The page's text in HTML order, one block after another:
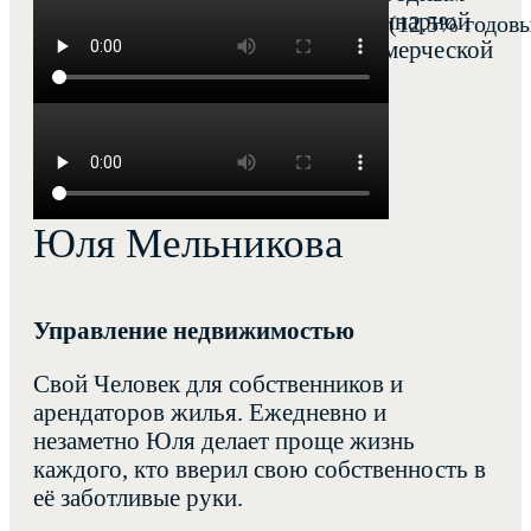
Сдача в аренду — 40 000 руб./мес. (12.5%
открыть описание инвестиционного проекта
талантом импровизатора и неординарной
эмпатией. Эксперт в жилой и коммерческой
недвижимости.
Юля Мельникова
Управление недвижимостью
Свой Человек для собственников и
арендаторов жилья. Ежедневно и
незаметно Юля делает проще жизнь
каждого, кто вверил свою собственность в
её заботливые руки.